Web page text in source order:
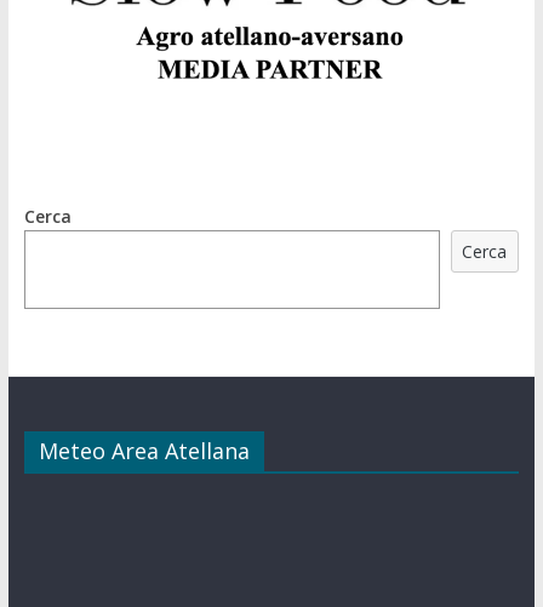
Cerca
Cerca
Meteo Area Atellana